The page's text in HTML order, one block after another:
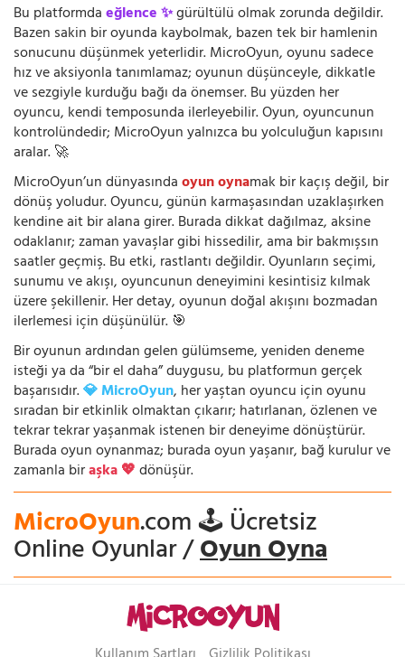
Bu platformdaeğlence ✨gürültülü olmak zorunda değildir.
Bazen sakin bir oyunda kaybolmak, bazen tek bir hamlenin
sonucunu düşünmek yeterlidir. MicroOyun, oyunu sadece
hız ve aksiyonla tanımlamaz; oyunun düşünceyle, dikkatle
ve sezgiyle kurduğu bağı da önemser. Bu yüzden her
oyuncu, kendi temposunda ilerleyebilir. Oyun, oyuncunun
kontrolündedir; MicroOyun yalnızca bu yolculuğun kapısını
aralar. 🚀
MicroOyun’un dünyasındaoyun oynamak bir kaçış değil, bir
dönüş yoludur. Oyuncu, günün karmaşasından uzaklaşırken
kendine ait bir alana girer. Burada dikkat dağılmaz, aksine
odaklanır; zaman yavaşlar gibi hissedilir, ama bir bakmışsın
saatler geçmiş. Bu etki, rastlantı değildir. Oyunların seçimi,
sunumu ve akışı, oyuncunun deneyimini kesintisiz kılmak
üzere şekillenir. Her detay, oyunun doğal akışını bozmadan
ilerlemesi için düşünülür. 🎯
Bir oyunun ardından gelen gülümseme, yeniden deneme
isteği ya da “bir el daha” duygusu, bu platformun gerçek
başarısıdır.💎 MicroOyun, her yaştan oyuncu için oyunu
sıradan bir etkinlik olmaktan çıkarır; hatırlanan, özlenen ve
tekrar tekrar yaşanmak istenen bir deneyime dönüştürür.
Burada oyun oynanmaz; burada oyun yaşanır, bağ kurulur ve
zamanla biraşka 💖dönüşür.
MicroOyun.com 🕹️ Ücretsiz
Online Oyunlar /Oyun Oyna